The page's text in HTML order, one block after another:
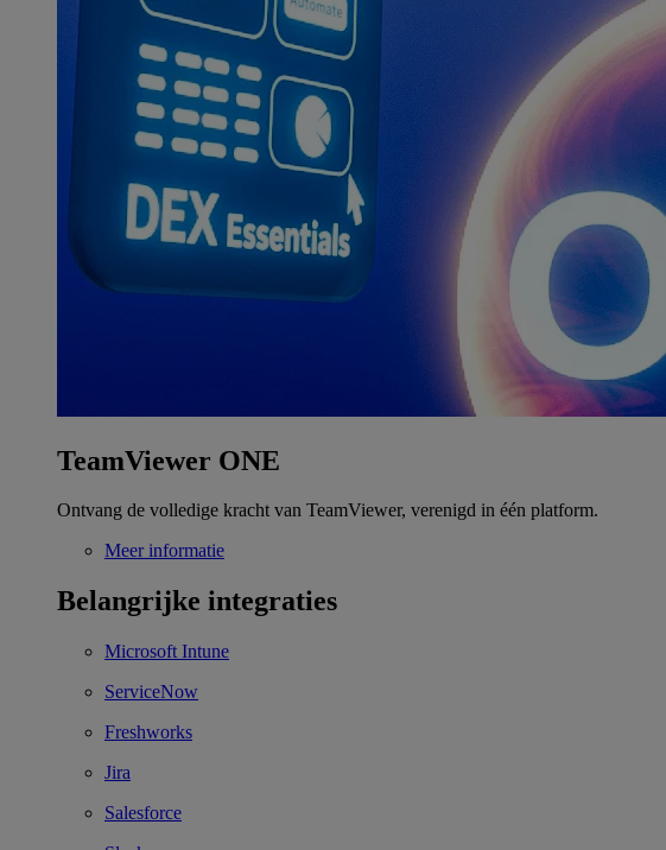
TeamViewer ONE
Ontvang de volledige kracht van TeamViewer, verenigd in één platform.
Meer informatie
Belangrijke integraties
Microsoft Intune
ServiceNow
Freshworks
Jira
Salesforce